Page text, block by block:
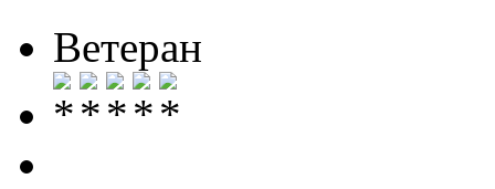
Ветеран